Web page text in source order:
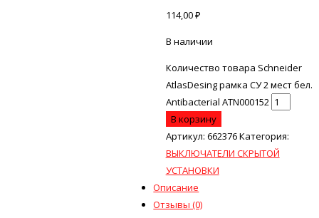
114,00₽
В наличии
Количество товара Schneider
AtlasDesing рамка СУ 2 мест бел.
Antibacterial ATN000152
В корзину
Артикул: 662376Категория:
ВЫКЛЮЧАТЕЛИ СКРЫТОЙ
УСТАНОВКИ
Описание
Отзывы (0)